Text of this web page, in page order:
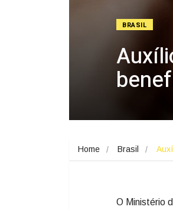
BRASIL
Home Brasil
O Ministério